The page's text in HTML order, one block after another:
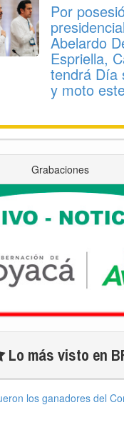
Por
Abelardo
Espriella,
tendrá Día
y moto
Grabaciones
Lo más visto en
los ganadores del